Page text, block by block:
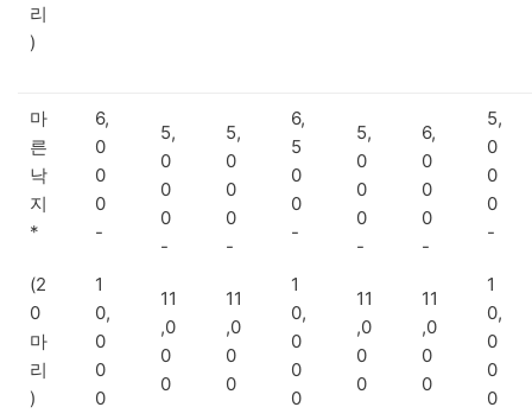
리
)
마
른
낙
지
*
(2
0
마
리
)
6,
0
0
0
-
1
0,
0
0
0
5,
0
0
0
-
11
,0
0
0
5,
0
0
0
-
11
,0
0
0
6,
5
0
0
-
1
0,
0
0
0
5,
0
0
0
-
11
,0
0
0
6,
0
0
0
-
11
,0
0
0
5,
0
0
0
-
1
0,
0
0
0